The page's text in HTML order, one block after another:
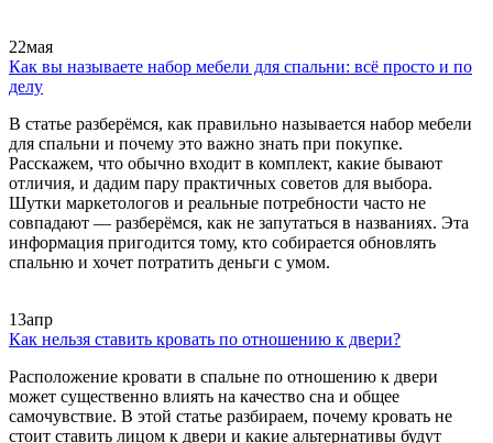
22мая
Как вы называете набор мебели для спальни: всё просто и по
делу
В статье разберёмся, как правильно называется набор мебели
для спальни и почему это важно знать при покупке.
Расскажем, что обычно входит в комплект, какие бывают
отличия, и дадим пару практичных советов для выбора.
Шутки маркетологов и реальные потребности часто не
совпадают — разберёмся, как не запутаться в названиях. Эта
информация пригодится тому, кто собирается обновлять
спальню и хочет потратить деньги с умом.
13апр
Как нельзя ставить кровать по отношению к двери?
Расположение кровати в спальне по отношению к двери
может существенно влиять на качество сна и общее
самочувствие. В этой статье разбираем, почему кровать не
стоит ставить лицом к двери и какие альтернативы будут